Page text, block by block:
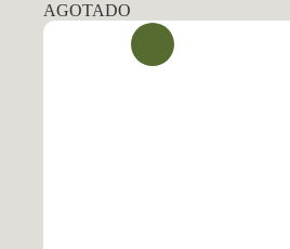
AGOTADO